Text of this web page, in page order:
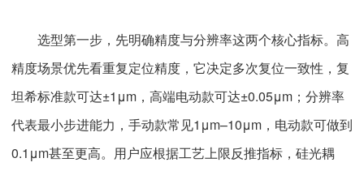
选型第一步，先明确精度与分辨率这两个核心指标。高
精度场景优先看重复定位精度，它决定多次复位一致性，复
坦希标准款可达±1μm，高端电动款可达±0.05μm；分辨率
代表最小步进能力，手动款常见1μm–10μm，电动款可做到
0.1μm甚至更高。用户应根据工艺上限反推指标，硅光耦